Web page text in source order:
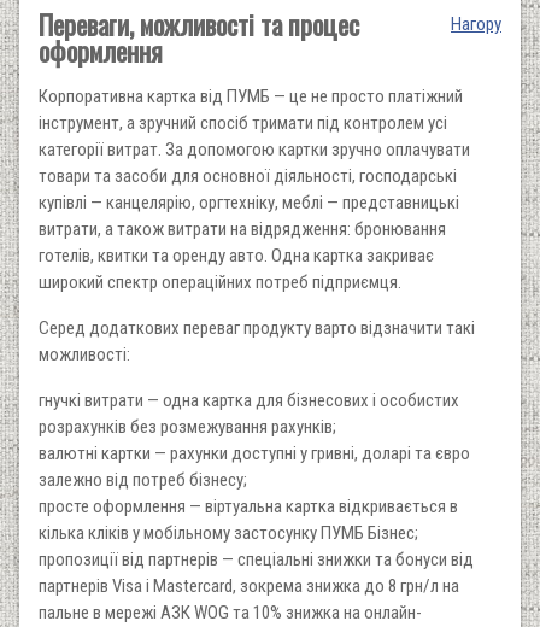
Нагору
Переваги, можливості та процес
оформлення
Корпоративна картка від ПУМБ — це не просто платіжний
інструмент, а зручний спосіб тримати під контролем усі
категорії витрат. За допомогою картки зручно оплачувати
товари та засоби для основної діяльності, господарські
купівлі — канцелярію, оргтехніку, меблі — представницькі
витрати, а також витрати на відрядження: бронювання
готелів, квитки та оренду авто. Одна картка закриває
широкий спектр операційних потреб підприємця.
Серед додаткових переваг продукту варто відзначити такі
можливості:
гнучкі витрати — одна картка для бізнесових і особистих
розрахунків без розмежування рахунків;
валютні картки — рахунки доступні у гривні, доларі та євро
залежно від потреб бізнесу;
просте оформлення — віртуальна картка відкривається в
кілька кліків у мобільному застосунку ПУМБ Бізнес;
пропозиції від партнерів — спеціальні знижки та бонуси від
партнерів Visa і Mastercard, зокрема знижка до 8 грн/л на
пальне в мережі АЗК WOG та 10% знижка на онлайн-